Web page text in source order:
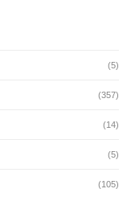
(5)
(357)
(14)
(5)
(105)